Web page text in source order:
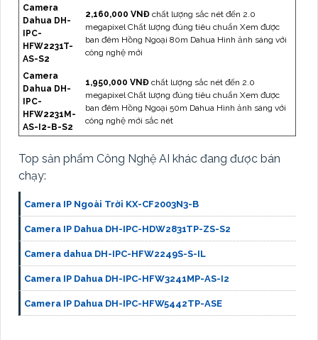
Camera
Dahua DH-
IPC-
HFW2231T-
AS-S2
2,160,000 VNĐ chất lượng sắc nét đến 2.0
megapixel Chất lượng đúng tiêu chuẩn Xem được
ban đêm Hồng Ngoại 80m Dahua Hình ảnh sáng với
công nghệ mới
Camera
Dahua DH-
IPC-
HFW2231M-
AS-I2-B-S2
1,950,000 VNĐ chất lượng sắc nét đến 2.0
megapixel Chất lượng đúng tiêu chuẩn Xem được
ban đêm Hồng Ngoại 50m Dahua Hình ảnh sáng với
công nghệ mới sắc nét
Top sản phẩm Công Nghệ AI khác đang được bán
chạy:
Camera IP Ngoài Trời KX-CF2003N3-B
Camera IP Dahua DH-IPC-HDW2831TP-ZS-S2
Camera dahua DH-IPC-HFW2249S-S-IL
Camera IP Dahua DH-IPC-HFW3241MP-AS-I2
Camera IP Dahua DH-IPC-HFW5442TP-ASE